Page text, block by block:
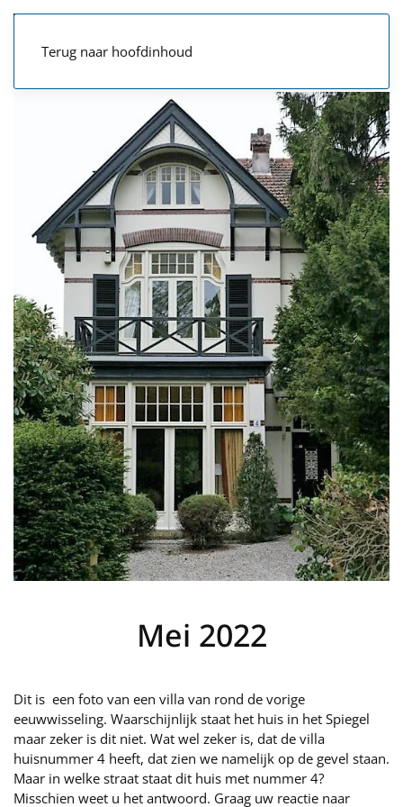
Terug naar hoofdinhoud
Mei 2022
Dit is een foto van een villa van rond de vorige
eeuwwisseling. Waarschijnlijk staat het huis in het Spiegel
maar zeker is dit niet. Wat wel zeker is, dat de villa
huisnummer 4 heeft, dat zien we namelijk op de gevel staan.
Maar in welke straat staat dit huis met nummer 4?
Misschien weet u het antwoord. Graag uw reactie naar